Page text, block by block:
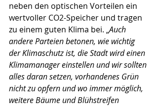
neben den optischen Vorteilen ein
wertvoller CO2-Speicher und tragen
zu einem guten Klima bei. „Auch
andere Parteien betonen, wie wichtig
der Klimaschutz ist, die Stadt wird einen
Klimamanager einstellen und wir sollten
alles daran setzen, vorhandenes Grün
nicht zu opfern und wo immer möglich,
weitere Bäume und Blühstreifen